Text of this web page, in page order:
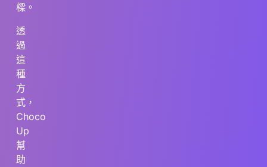
樑。
透
過
這
種
方
式，
Choco
Up
幫
助